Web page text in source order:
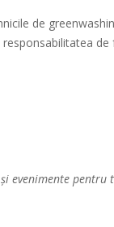
de
de
evenimente